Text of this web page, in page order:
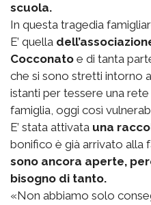
scuola.
In questa tragedia
E’ quella
Cocconato e di tanta
che si sono stretti intorno
istanti per tessere una
famiglia, oggi così
E’ stata attivata una
bonifico è già arrivato alla
sono ancora aperte,
bisogno di tanto.
«Non abbiamo solo